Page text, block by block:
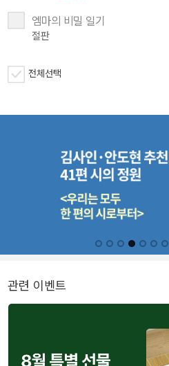
엠마의 비밀 일기
절판
전체선택
관련 이벤트